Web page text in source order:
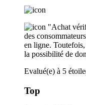
"Achat
des
en ligne.
la possibilité de
Evalué(e) à 5
Top